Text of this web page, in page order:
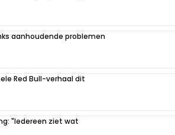
aanhoudende problemen
Red Bull-verhaal dit
"Iedereen ziet wat